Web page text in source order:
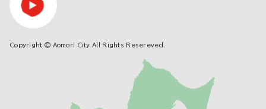
Copyright © Aomori City All Rights Resereved.